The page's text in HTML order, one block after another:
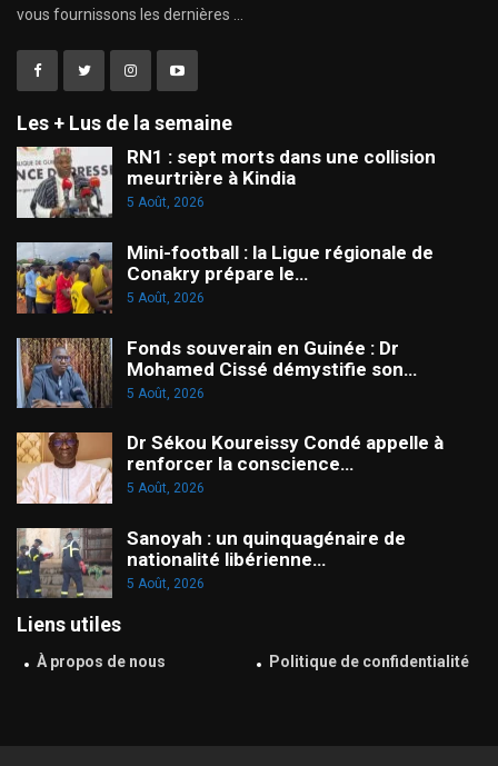
vous fournissons les dernières ...
Les + Lus de la semaine
RN1 : sept morts dans une collision
meurtrière à Kindia
5 Août, 2026
Mini-football : la Ligue régionale de
Conakry prépare le…
5 Août, 2026
Fonds souverain en Guinée : Dr
Mohamed Cissé démystifie son…
5 Août, 2026
Dr Sékou Koureissy Condé appelle à
renforcer la conscience…
5 Août, 2026
Sanoyah : un quinquagénaire de
nationalité libérienne…
5 Août, 2026
Liens utiles
À propos de nous Politique de confidentialité